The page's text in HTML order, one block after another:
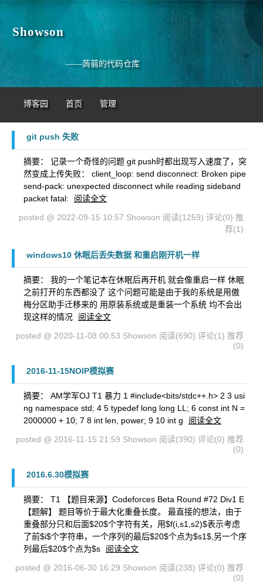
Showson
——蒟蒻的代码仓库
博客园 首页 管理
git push 失败
摘要： 记录一个奇怪的问题 git push时都出现写入速度了，突
然变成上传失败： client_loop: send disconnect: Broken pipe
send-pack: unexpected disconnect while reading sideband
packet fatal:
阅读全文
posted @ 2022-09-15 10:57 Showson 阅读(1259) 评论(0) 推
荐(1)
windows10 休眠后丢失数据 和重启刚开机一样
摘要： 我的一个笔记本在休眠后再开机 就会像重启一样 休眠
之前打开的东西都没了 这个问题可能是由于我的系统是用傲
梅分区助手迁移来的 用原装系统或是重装一个系统 均不会出
现这样的情况
阅读全文
posted @ 2020-11-08 00:53 Showson 阅读(690) 评论(1) 推荐
(0)
2016-11-15NOIP模拟赛
摘要： AM学军OJ T1 暴力 1 #include<bits/stdc++.h> 2 3 usi
ng namespace std; 4 5 typedef long long LL; 6 const int N =
2000000 + 10; 7 8 int len, power; 9 10 int g
阅读全文
posted @ 2016-11-15 21:59 Showson 阅读(390) 评论(0) 推荐
(0)
2016.6.30模拟赛
摘要： T1 【题目来源】Codeforces Beta Round #72 Div1 E
【题解】 题目等价于最大化重叠长度。 最直接的想法，由于
重叠部分只和后面$20$个字符有关，用$f(i,s1,s2)$表示考虑
了前$i$个字符串，一个序列的最后$20$个点为$s1$,另一个序
列最后$20$个点为$s
阅读全文
posted @ 2016-06-30 16:29 Showson 阅读(238) 评论(0) 推荐
(0)